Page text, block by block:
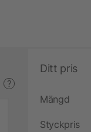
?
Ditt pris
Mängd
Styckpris